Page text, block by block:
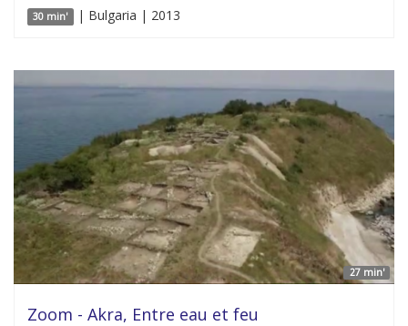
30 min' | Bulgaria | 2013
27 min'
Zoom - Akra, Entre eau et feu